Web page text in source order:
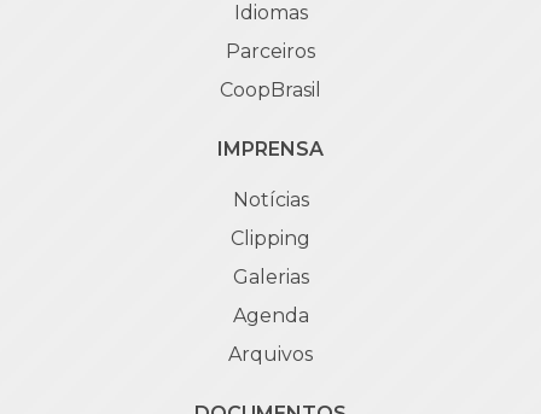
Idiomas
Parceiros
CoopBrasil
IMPRENSA
Notícias
Clipping
Galerias
Agenda
Arquivos